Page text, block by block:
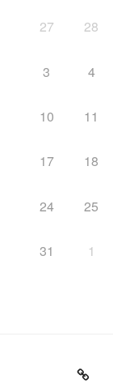
27 28
3 4
10 11
17 18
24 25
31 1
Startseite